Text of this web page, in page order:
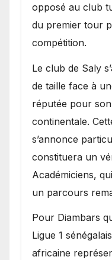
opposé au club
du premier tour
compétition.
Le club de Saly
de taille face à
réputée pour
continentale.
s’annonce
constituera un
Académiciens,
un parcours
Pour Diambars
Ligue 1
africaine